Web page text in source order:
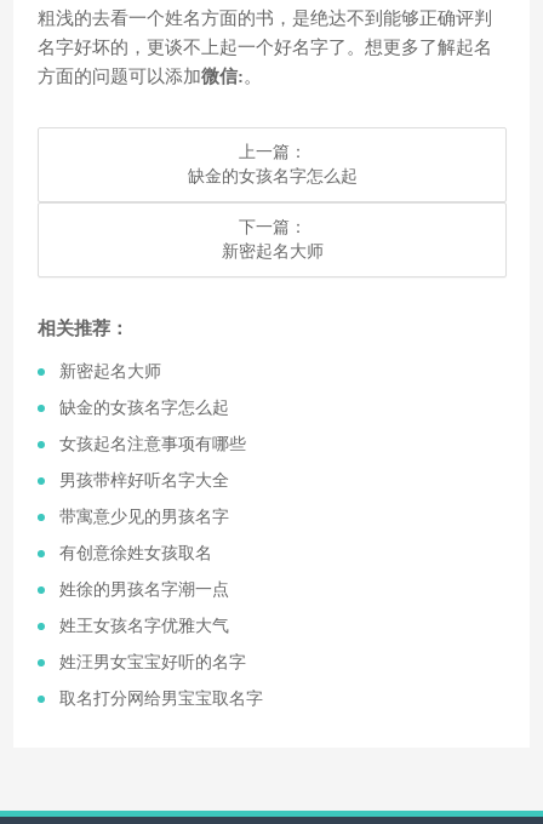
粗浅的去看一个姓名方面的书，是绝达不到能够正确评判
名字好坏的，更谈不上起一个好名字了。想更多了解起名
方面的问题可以添加微信:。
上一篇：
​缺金的女孩名字怎么起
下一篇：
​新密起名大师
相关推荐：
​新密起名大师
​缺金的女孩名字怎么起
​女孩起名注意事项有哪些
​男孩带梓好听名字大全
​带寓意少见的男孩名字
​有创意徐姓女孩取名
​姓徐的男孩名字潮一点
​姓王女孩名字优雅大气
​姓汪男女宝宝好听的名字
​取名打分网给男宝宝取名字